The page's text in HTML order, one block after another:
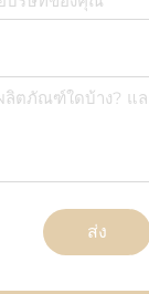
ส่ง